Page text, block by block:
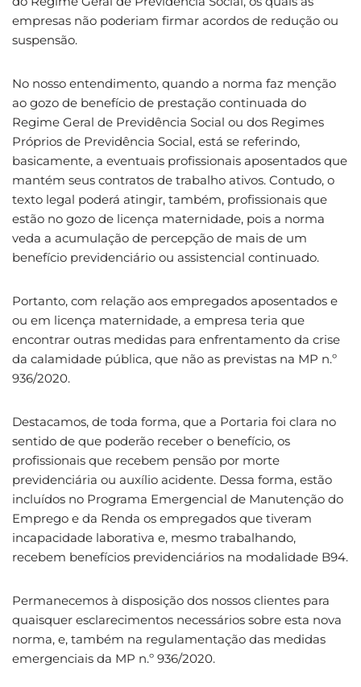
empresas não poderiam firmar acordos de redução ou
suspensão.
No nosso entendimento, quando a norma faz menção
ao gozo de benefício de prestação continuada do
Regime Geral de Previdência Social ou dos Regimes
Próprios de Previdência Social, está se referindo,
basicamente, a eventuais profissionais aposentados que
mantém seus contratos de trabalho ativos. Contudo, o
texto legal poderá atingir, também, profissionais que
estão no gozo de licença maternidade, pois a norma
veda a acumulação de percepção de mais de um
benefício previdenciário ou assistencial continuado.
Portanto, com relação aos empregados aposentados e
ou em licença maternidade, a empresa teria que
encontrar outras medidas para enfrentamento da crise
da calamidade pública, que não as previstas na MP n.º
936/2020.
Destacamos, de toda forma, que a Portaria foi clara no
sentido de que poderão receber o benefício, os
profissionais que recebem pensão por morte
previdenciária ou auxílio acidente. Dessa forma, estão
incluídos no Programa Emergencial de Manutenção do
Emprego e da Renda os empregados que tiveram
incapacidade laborativa e, mesmo trabalhando,
recebem benefícios previdenciários na modalidade B94.
Permanecemos à disposição dos nossos clientes para
quaisquer esclarecimentos necessários sobre esta nova
norma, e, também na regulamentação das medidas
emergenciais da MP n.º 936/2020.